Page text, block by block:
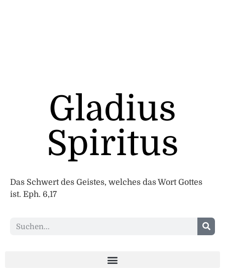
Gladius
Spiritus
Das Schwert des Geistes, welches das Wort Gottes
ist. Eph. 6,17